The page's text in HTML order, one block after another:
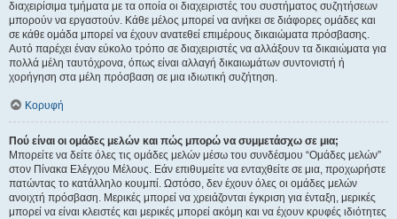
διαχειρίσιμα τμήματα με τα οποία οι διαχειριστές του συστήματος συζητήσεων
μπορούν να εργαστούν. Κάθε μέλος μπορεί να ανήκει σε διάφορες ομάδες και
σε κάθε ομάδα μπορεί να έχουν ανατεθεί επιμέρους δικαιώματα πρόσβασης.
Αυτό παρέχει έναν εύκολο τρόπο σε διαχειριστές να αλλάξουν τα δικαιώματα για
πολλά μέλη ταυτόχρονα, όπως είναι αλλαγή δικαιωμάτων συντονιστή ή
χορήγηση στα μέλη πρόσβαση σε μια ιδιωτική συζήτηση.
Κορυφή
Πού είναι οι ομάδες μελών και πώς μπορώ να συμμετάσχω σε μια;
Μπορείτε να δείτε όλες τις ομάδες μελών μέσω του συνδέσμου “Ομάδες μελών”
στον Πίνακα Ελέγχου Μέλους. Εάν επιθυμείτε να ενταχθείτε σε μια, προχωρήστε
πατώντας το κατάλληλο κουμπί. Ωστόσο, δεν έχουν όλες οι ομάδες μελών
ανοιχτή πρόσβαση. Μερικές μπορεί να χρειάζονται έγκριση για ένταξη, μερικές
μπορεί να είναι κλειστές και μερικές μπορεί ακόμη και να έχουν κρυφές ιδιότητες